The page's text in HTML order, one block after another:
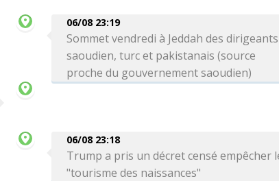
06/08 23:19
Sommet vendredi à Jeddah des dirigeants
saoudien, turc et pakistanais (source
proche du gouvernement saoudien)
06/08 23:18
Trump a pris un décret censé empêcher
"tourisme des naissances"